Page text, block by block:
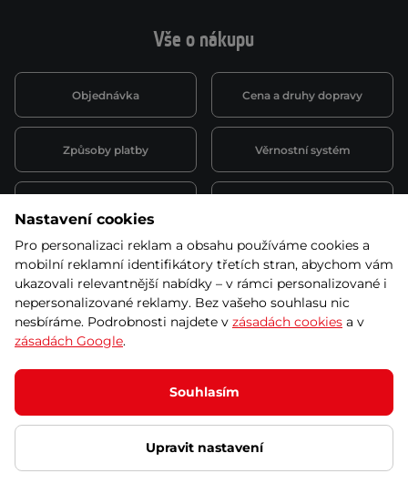
Vše o nákupu
Objednávka Cena a druhy dopravy
Způsoby platby Věrnostní systém
Půjčovna
obchodní podmínky
Kariéra
© 2026 SEVEN SPORT s.r.o Všechna práva vyhrazena
Podle zákona o evidenci tržeb je prodávající povinen vystavit
kupujícímu účtenku.
Zároveň je povinen zaevidovat přijatou tržbu u správce daně online; v
případě technického výpadku pak nejpozději do 48 hodin.
Ochrana osobních údajů Nastavení cookies Vnitřní oznamovací
systém Prohlášení přístupnosti
Nastavení cookies
Pro personalizaci reklam a obsahu používáme cookies a
mobilní reklamní identifikátory třetích stran, abychom vám
ukazovali relevantnější nabídky – v rámci personalizované i
nepersonalizované reklamy. Bez vašeho souhlasu nic
nesbíráme. Podrobnosti najdete v zásadách cookies a v
zásadách Google.
Souhlasím
Upravit nastavení